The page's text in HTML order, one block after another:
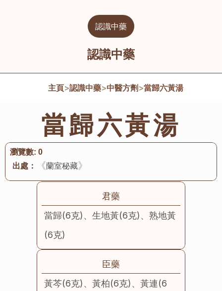
認識中藥
認識中藥
主頁>認識中藥>中醫方劑 >當歸六黃湯
當歸六黃湯
出處： 《蘭室秘藏》
瀏覽數: 0
君藥
當歸(6克)、生地黃(6克)、熟地黃
(6克)
臣藥
黃芩(6克)、黃柏(6克)、黃連(6